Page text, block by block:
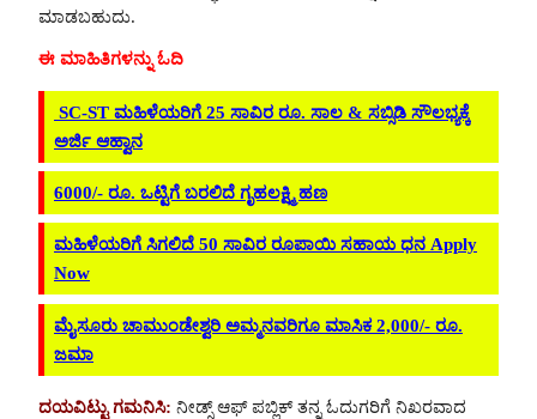
ಮಾಡಬಹುದು.
ಈ ಮಾಹಿತಿಗಳನ್ನು ಓದಿ
SC-ST ಮಹಿಳೆಯರಿಗೆ 25 ಸಾವಿರ ರೂ. ಸಾಲ & ಸಬ್ಸಿಡಿ ಸೌಲಭ್ಯಕ್ಕೆ
ಅರ್ಜಿ ಆಹ್ವಾನ
6000/- ರೂ. ಒಟ್ಟಿಗೆ ಬರಲಿದೆ ಗೃಹಲಕ್ಷ್ಮಿ ಹಣ
ಮಹಿಳೆಯರಿಗೆ ಸಿಗಲಿದೆ 50 ಸಾವಿರ ರೂಪಾಯಿ ಸಹಾಯ ಧನ Apply
Now
ಮೈಸೂರು ಚಾಮುಂಡೇಶ್ವರಿ ಅಮ್ಮನವರಿಗೂ ಮಾಸಿಕ 2,000/- ರೂ.
ಜಮಾ
ದಯವಿಟ್ಟು ಗಮನಿಸಿ: ನೀಡ್ಸ್ ಆಫ್ ಪಬ್ಲಿಕ್ ತನ್ನ ಓದುಗರಿಗೆ ನಿಖರವಾದ